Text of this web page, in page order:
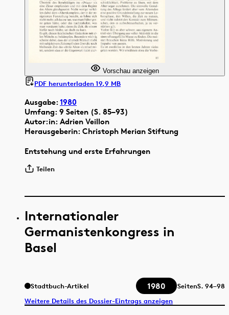
Ausgabe:1980
Umfang: 9 Seiten (S. 85–93)
Autor:in: Adrien Veillon
Herausgeberin: Christoph Merian Stiftung
Entstehung und erste Erfahrungen
Teilen
Vorschau anzeigen
PDF herunterladen 19,9 MB
Internationaler
Germanistenkongress in
Basel
Stadtbuch-Artikel 1980 SeitenS. 94–98
Weitere Details des Dossier-Eintrags anzeigen